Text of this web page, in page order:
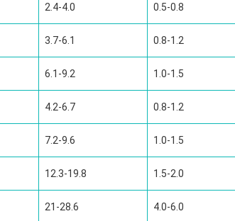
2.4-4.0 0.5-0.8
3.7-6.1 0.8-1.2
6.1-9.2 1.0-1.5
4.2-6.7 0.8-1.2
7.2-9.6 1.0-1.5
12.3-19.8 1.5-2.0
21-28.6 4.0-6.0